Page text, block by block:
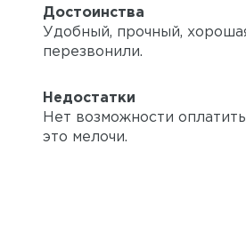
Достоинства
Удобный, прочный,
перезвонили.
Недостатки
Нет возможности
это мелочи.